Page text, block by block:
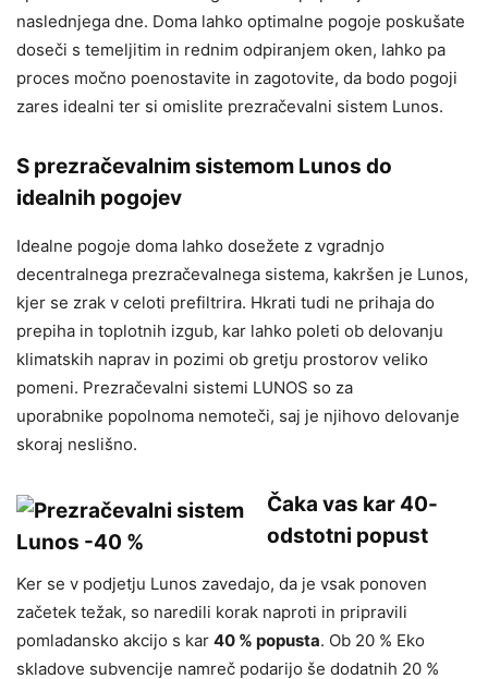
naslednjega dne. Doma lahko optimalne pogoje poskušate
doseči s temeljitim in rednim odpiranjem oken, lahko pa
proces močno poenostavite in zagotovite, da bodo pogoji
zares idealni ter si omislite prezračevalni sistem Lunos.
S prezračevalnim sistemom Lunos do
idealnih pogojev
Idealne pogoje doma lahko dosežete z vgradnjo
decentralnega prezračevalnega sistema, kakršen je Lunos,
kjer se zrak v celoti prefiltrira. Hkrati tudi ne prihaja do
prepiha in toplotnih izgub, kar lahko poleti ob delovanju
klimatskih naprav in pozimi ob gretju prostorov veliko
pomeni. Prezračevalni sistemi LUNOS so za
uporabnike popolnoma nemoteči, saj je njihovo delovanje
skoraj neslišno.
Čaka vas kar 40-
odstotni popust
Ker se v podjetju Lunos zavedajo, da je vsak ponoven
začetek težak, so naredili korak naproti in pripravili
pomladansko akcijo s kar 40 % popusta. Ob 20 % Eko
skladove subvencije namreč podarijo še dodatnih 20 %